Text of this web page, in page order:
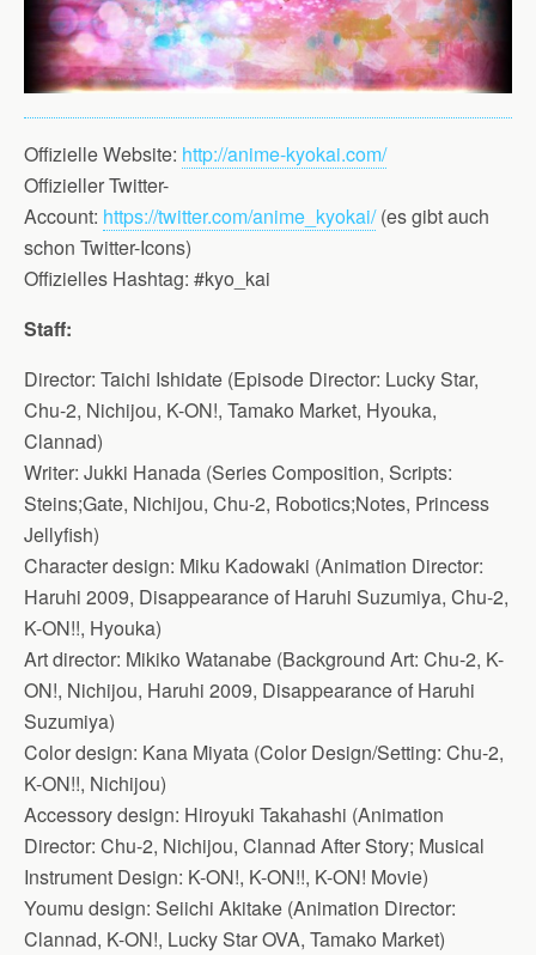
Offizielle Website: http://anime-kyokai.com/
Offizieller Twitter-
Account: https://twitter.com/anime_kyokai/(es gibt auch
schon Twitter-Icons)
Offizielles Hashtag: #kyo_kai
Staff:
Director: Taichi Ishidate (Episode Director: Lucky Star,
Chu-2, Nichijou, K-ON!, Tamako Market, Hyouka,
Clannad)
Writer: Jukki Hanada (Series Composition, Scripts:
Steins;Gate, Nichijou, Chu-2, Robotics;Notes, Princess
Jellyfish)
Character design: Miku Kadowaki (Animation Director:
Haruhi 2009, Disappearance of Haruhi Suzumiya, Chu-2,
K-ON!!, Hyouka)
Art director: Mikiko Watanabe (Background Art: Chu-2, K-
ON!, Nichijou, Haruhi 2009, Disappearance of Haruhi
Suzumiya)
Color design: Kana Miyata (Color Design/Setting: Chu-2,
K-ON!!, Nichijou)
Accessory design: Hiroyuki Takahashi (Animation
Director: Chu-2, Nichijou, Clannad After Story; Musical
Instrument Design: K-ON!, K-ON!!, K-ON! Movie)
Youmu design: Seiichi Akitake (Animation Director:
Clannad, K-ON!, Lucky Star OVA, Tamako Market)